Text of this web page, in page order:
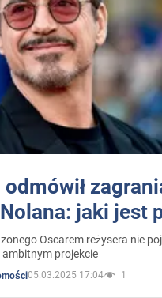
jaki jest
Oscarem reżysera nie
ambitnym projekcie
05.03.2025 17:04 1